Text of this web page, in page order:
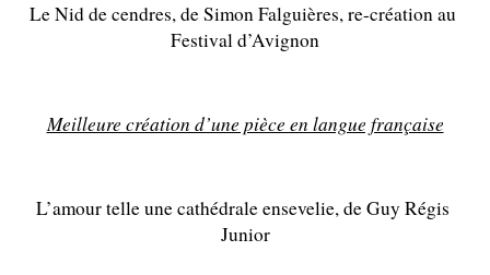
Le Nid de cendres, de Simon Falguières, re-création au
Festival d’Avignon
Meilleure création d’une pièce en langue française
L’amour telle une cathédrale ensevelie, de Guy Régis
Junior